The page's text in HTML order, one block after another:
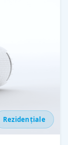
Rezidențiale